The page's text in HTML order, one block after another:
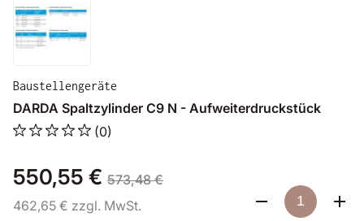
Baustellengeräte
DARDA Spaltzylinder C9 N - Aufweiterdruckstück
(0)
550,55 € 573,48 €
462,65 € zzgl. MwSt.